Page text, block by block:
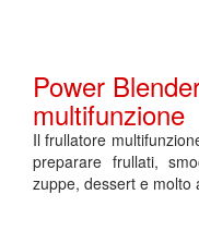
Power
multifunzione
Il frullatore
preparare frullati,
zuppe, dessert e molto